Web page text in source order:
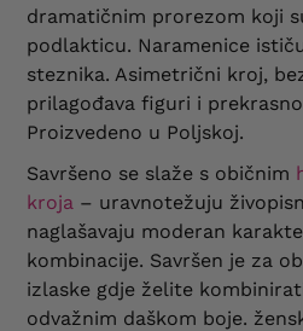
dramatičnim prorezom koji
podlakticu. Naramenice
steznika. Asimetrični kroj,
prilagođava figuri i
Proizvedeno u Poljskoj.
Savršeno se slaže s običnim
kroja – uravnotežuju
naglašavaju moderan
kombinacije. Savršen je za
izlaske gdje želite
odvažnim daškom boje.